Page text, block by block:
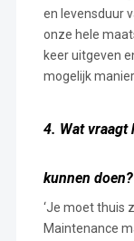
en levensduur
onze hele
keer uitgeven
mogelijk manier
4. Wat vraagt
kunnen doen?
‘Je moet thuis
Maintenance